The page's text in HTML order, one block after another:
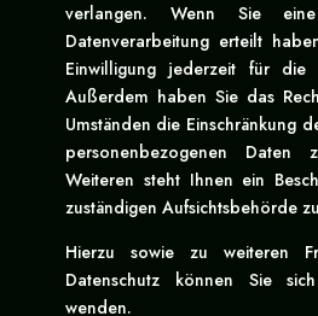
verlangen. Wenn Sie
Datenverarbeitung erteilt
Einwilligung jederzeit für die
Außerdem haben Sie das
Umständen die Einschränkung
personenbezogenen Daten
Weiteren steht Ihnen ein
zuständigen Aufsichtsbehörde
Hierzu sowie zu weiteren
Datenschutz können Sie
wenden.